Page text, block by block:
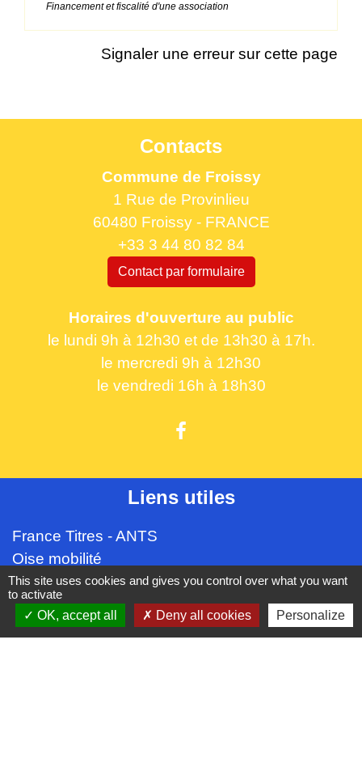
Financement et fiscalité d'une association
Signaler une erreur sur cette page
Contacts
Commune de Froissy
1 Rue de Provinlieu
60480 Froissy - FRANCE
+33 3 44 80 82 84
Contact par formulaire
Horaires d'ouverture au public
le lundi 9h à 12h30 et de 13h30 à 17h.
le mercredi 9h à 12h30
le vendredi 16h à 18h30
Liens utiles
France Titres - ANTS
Oise mobilité
France Identité
Service Public
Procuration de vote
This site uses cookies and gives you control over what you want
to activate
OK, accept all
Deny all cookies Personalize